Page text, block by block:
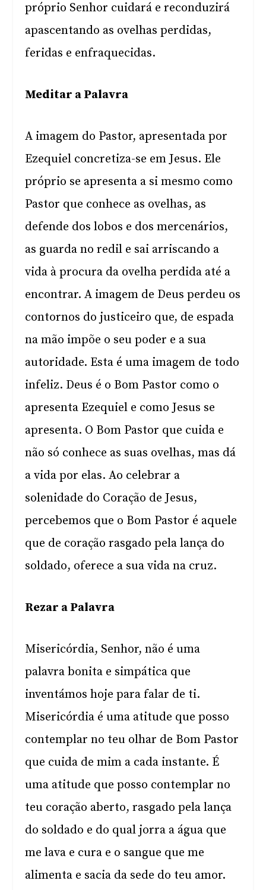
próprio Senhor cuidará e reconduzirá
apascentando as ovelhas perdidas,
feridas e enfraquecidas.
Meditar a Palavra
A imagem do Pastor, apresentada por
Ezequiel concretiza-se em Jesus. Ele
próprio se apresenta a si mesmo como
Pastor que conhece as ovelhas, as
defende dos lobos e dos mercenários,
as guarda no redil e sai arriscando a
vida à procura da ovelha perdida até a
encontrar. A imagem de Deus perdeu os
contornos do justiceiro que, de espada
na mão impõe o seu poder e a sua
autoridade. Esta é uma imagem de todo
infeliz. Deus é o Bom Pastor como o
apresenta Ezequiel e como Jesus se
apresenta. O Bom Pastor que cuida e
não só conhece as suas ovelhas, mas dá
a vida por elas. Ao celebrar a
solenidade do Coração de Jesus,
percebemos que o Bom Pastor é aquele
que de coração rasgado pela lança do
soldado, oferece a sua vida na cruz.
Rezar a Palavra
Misericórdia, Senhor, não é uma
palavra bonita e simpática que
inventámos hoje para falar de ti.
Misericórdia é uma atitude que posso
contemplar no teu olhar de Bom Pastor
que cuida de mim a cada instante. É
uma atitude que posso contemplar no
teu coração aberto, rasgado pela lança
do soldado e do qual jorra a água que
me lava e cura e o sangue que me
alimenta e sacia da sede do teu amor.